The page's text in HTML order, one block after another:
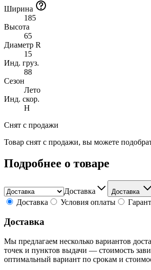
Ширина
185
Высота
65
Диаметр R
15
Инд. груз.
88
Сезон
Лето
Инд. скор.
H
Снят с продажи
Товар снят с продажи, вы можете
Подробнее о товаре
Доставка Доставка
Доставка Условия оплаты
Доставка
Мы предлагаем несколько вариантов
точек и пунктов выдачи — стоимость
оптимальный вариант по срокам и